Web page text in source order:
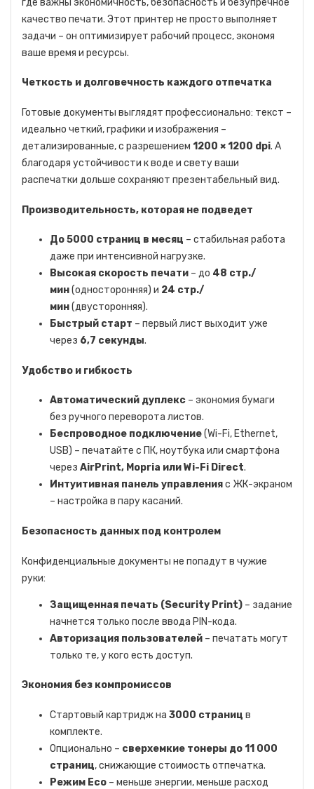
качество печати. Этот принтер не просто выполняет
задачи – он оптимизирует рабочий процесс, экономя
ваше время и ресурсы.
Четкость и долговечность каждого отпечатка
Готовые документы выглядят профессионально: текст –
идеально четкий, графики и изображения –
детализированные, с разрешением 1200 × 1200 dpi. А
благодаря устойчивости к воде и свету ваши
распечатки дольше сохраняют презентабельный вид.
Производительность, которая не подведет
До 5000 страниц в месяц – стабильная работа
даже при интенсивной нагрузке.
Высокая скорость печати – до 48 стр./
мин(односторонняя) и 24 стр./
мин(двусторонняя).
Быстрый старт – первый лист выходит уже
через 6,7 секунды.
Удобство и гибкость
Автоматический дуплекс – экономия бумаги
без ручного переворота листов.
Беспроводное подключение(Wi-Fi, Ethernet,
USB) – печатайте с ПК, ноутбука или смартфона
через AirPrint, Mopria или Wi-Fi Direct.
Интуитивная панель управленияс ЖК-экраном
– настройка в пару касаний.
Безопасность данных под контролем
Конфиденциальные документы не попадут в чужие
руки:
Защищенная печать (Security Print) – задание
начнется только после ввода PIN-кода.
Авторизация пользователей – печатать могут
только те, у кого есть доступ.
Экономия без компромиссов
Стартовый картридж на 3000 страниц в
комплекте.
Опционально – сверхемкие тонеры до 11 000
страниц, снижающие стоимость отпечатка.
Режим Eco – меньше энергии, меньше расход